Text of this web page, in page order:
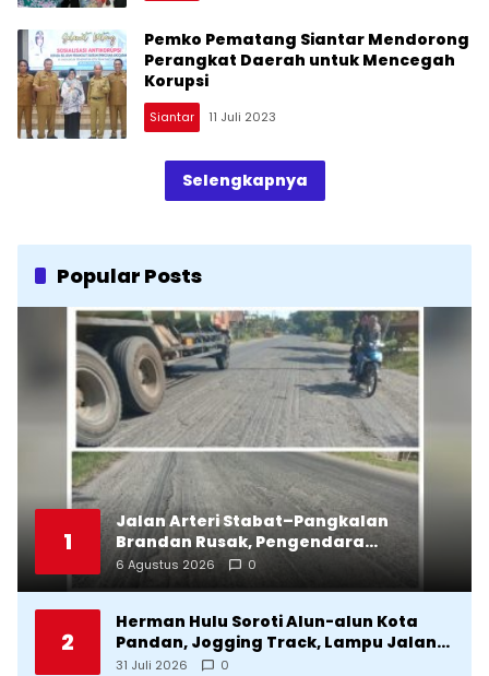
Pemko Pematang Siantar Mendorong
Perangkat Daerah untuk Mencegah
Korupsi
Siantar 11 Juli 2023
Selengkapnya
Popular Posts
1
Jalan Arteri Stabat–Pangkalan
Brandan Rusak, Pengendara
Terancam Celaka
6 Agustus 2026 0
2
Herman Hulu Soroti Alun-alun Kota
Pandan, Jogging Track, Lampu Jalan
Lingkar Kota yang Tak Terurus
31 Juli 2026 0